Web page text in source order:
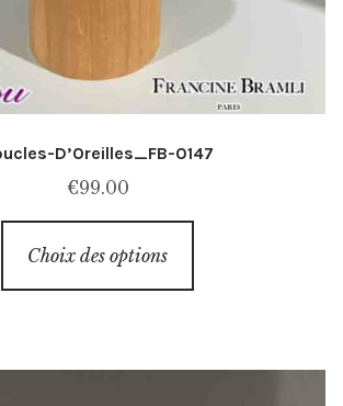
D’Oreilles_FB-0147
€99.00
Choix des options
a